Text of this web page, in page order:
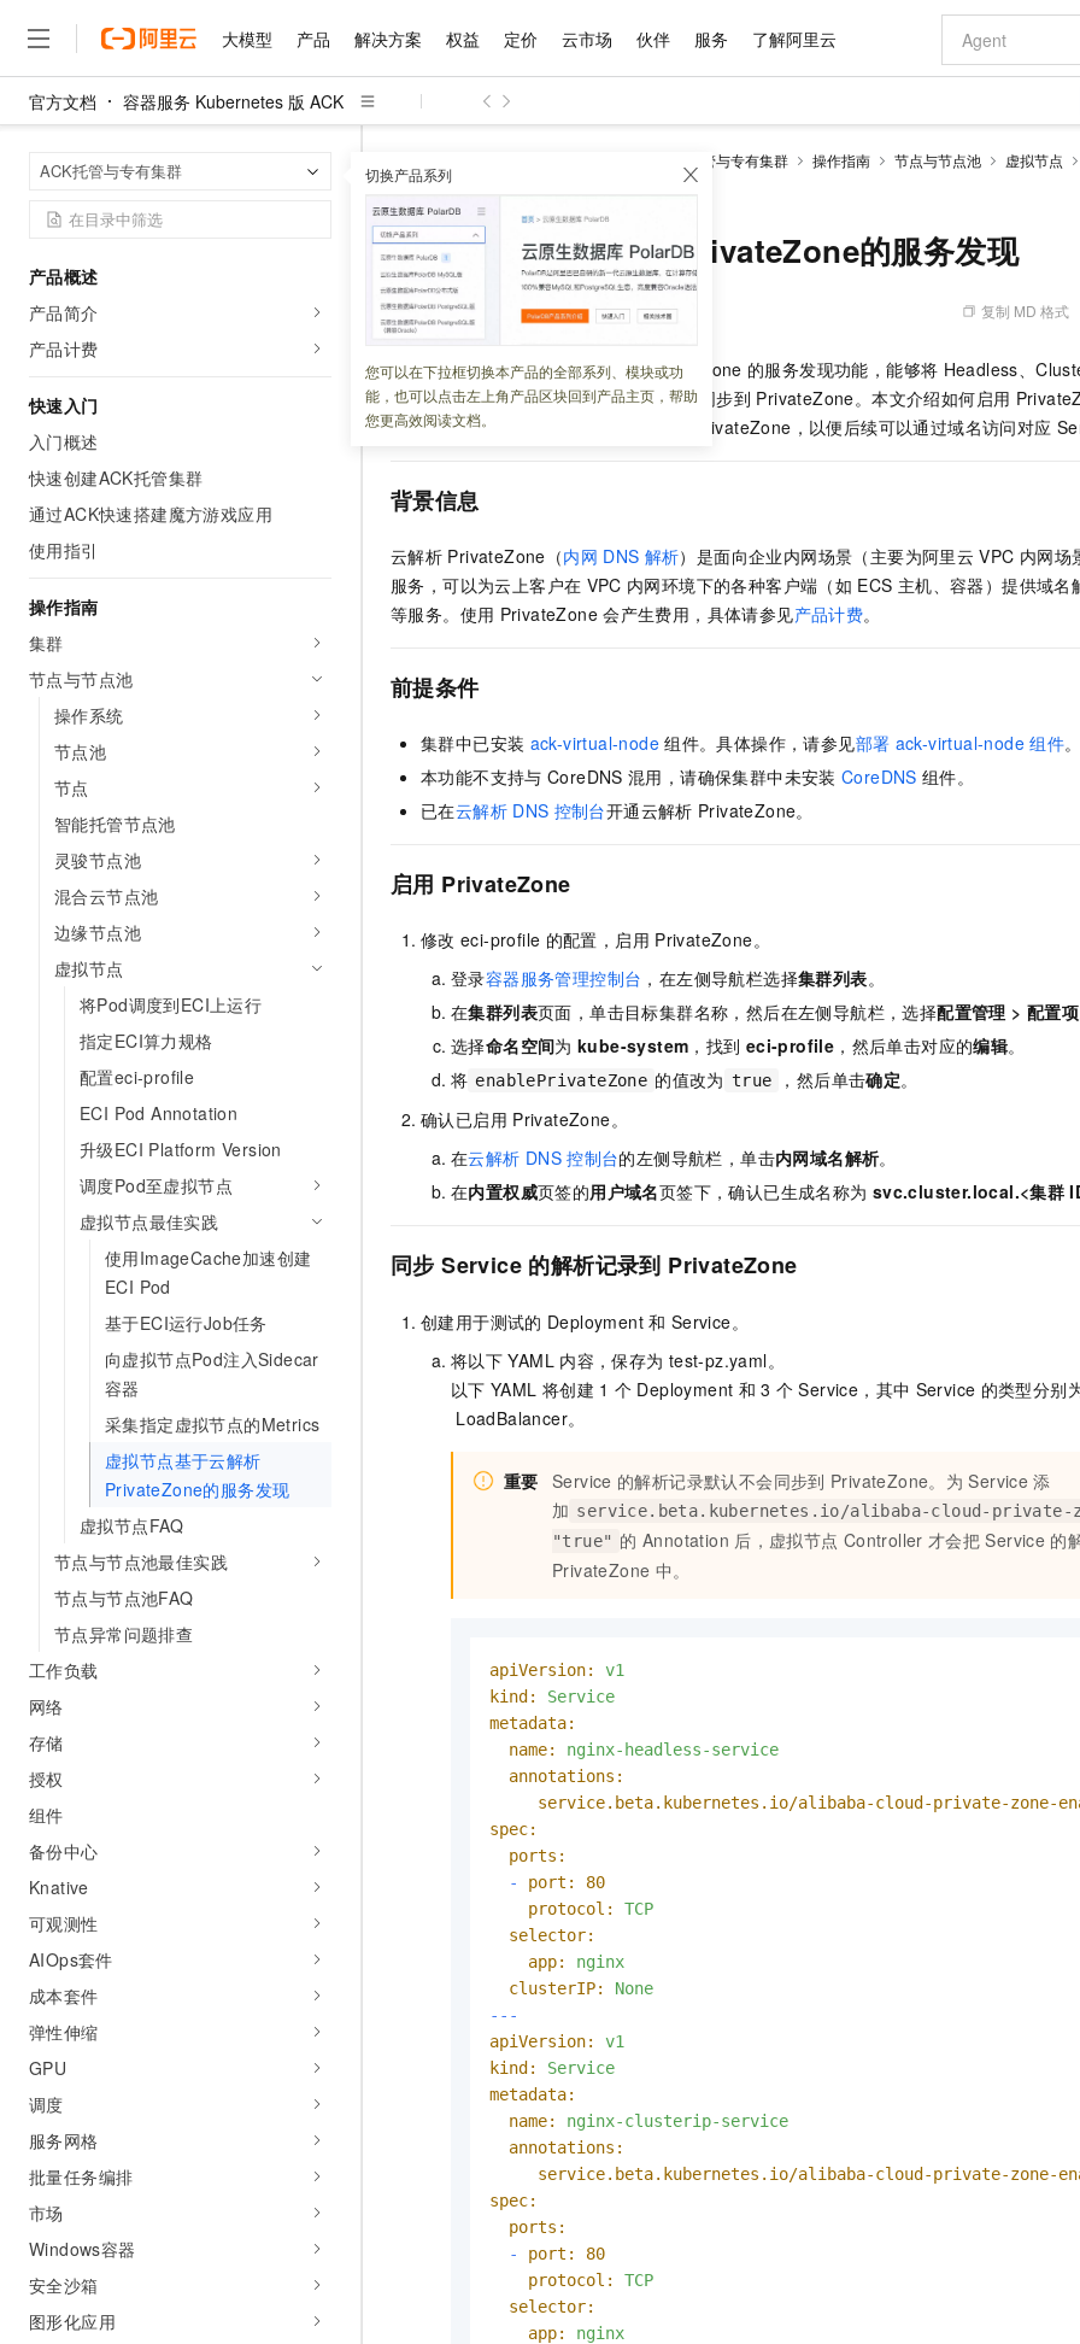
大模型 产品 解决方案 权益 定价 云市场 伙伴 服务 了解阿里云
官方文档 容器服务 Kubernetes 版 ACK
ACK托管与专有集群 切换产品系列
您可以在下拉框切换本产品的全部系列、模块或功
能，也可以点击左上角产品区块回到产品主页，帮助
您更高效阅读文档。
产品概述
产品简介
产品计费
快速入门
入门概述
快速创建ACK托管集群
通过ACK快速搭建魔方游戏应用
使用指引
操作指南
集群
节点与节点池
操作系统
节点池
节点
智能托管节点池
灵骏节点池
混合云节点池
边缘节点池
虚拟节点
将Pod调度到ECI上运行
指定ECI算力规格
配置eci-profile
ECI Pod Annotation
升级ECI Platform Version
调度Pod至虚拟节点
虚拟节点最佳实践
使用ImageCache加速创建
ECI Pod
基于ECI运行Job任务
向虚拟节点Pod注入Sidecar
容器
采集指定虚拟节点的Metrics
虚拟节点基于云解析
PrivateZone的服务发现
虚拟节点FAQ
节点与节点池最佳实践
节点与节点池FAQ
节点异常问题排查
工作负载
网络
存储
授权
组件
备份中心
Knative
可观测性
AIOps套件
成本套件
弹性伸缩
GPU
调度
服务网格
批量任务编排
市场
Windows容器
安全沙箱
图形化应用
ACK托管与专有集群 操作指南 节点与节点池 虚拟节点
虚拟节点基于云解析PrivateZone的服务发现
虚拟节点基于云解析PrivateZone的服务发现
更新时间：2026-05-22 07:35:57 复制 MD 格式
ACK 虚拟节点已支持基于云解析 PrivateZone 的服务发现功能，能够将 Headless、
LoadBalancer 类型 Service 的解析记录同步到 PrivateZone。本文介绍如何启用
Pod 绑定的 Service PrivateZone，以便后续可以通过域名访问对应
背景信息
云解析 PrivateZone（内网 DNS 解析）是面向企业内网场景（主要为阿里云 VPC 内网场
服务，可以为云上客户在 VPC 内网环境下的各种客户端（如 ECS 主机、容器）提供域名
等服务。使用 PrivateZone 会产生费用，具体请参见产品计费。
前提条件
集群中已安装 ack-virtual-node 组件。具体操作，请参见部署 ack-virtual-node 组件。
本功能不支持与 CoreDNS 混用，请确保集群中未安装 CoreDNS 组件。
已在云解析 DNS 控制台开通云解析 PrivateZone。
启用 PrivateZone
修改 eci-profile 的配置，启用 PrivateZone。
登录容器服务管理控制台 ，在左侧导航栏选择集群列表。
在集群列表页面，单击目标集群名称，然后在左侧导航栏，选择配置管理 >配置项
选择命名空间为 kube-system ，找到 eci-profile ，然后单击对应的编辑。
将 enablePrivateZone 的值改为 true ，然后单击确定。
确认已启用 PrivateZone。
在云解析 DNS 控制台的左侧导航栏，单击内网域名解析。
在内置权威页签的用户域名页签下，确认已生成名称为 svc.cluster.local.<集群
同步 Service 的解析记录到 PrivateZone
创建用于测试的 Deployment 和 Service。
将以下 YAML 内容，保存为 test-pz.yaml。
以下 YAML 将创建 1 个 Deployment 和 3 个 Service，其中 Service 的类型分别
LoadBalancer。
重要 Service 的解析记录默认不会同步到 PrivateZone。为 Service 添
加 service.beta.kubernetes.io/alibaba-cloud-private-
"true" 的 Annotation 后，虚拟节点 Controller 才会把 Service 的
PrivateZone 中。
apiVersion:
v1
kind:
Service
metadata:
name:
nginx-headless-service
annotations:
service.beta.kubernetes.io/alibaba-cloud-private-zone-
spec:
ports:
-
port:
80
protocol:
TCP
selector:
app:
nginx
clusterIP:
None
---
apiVersion:
v1
kind:
Service
metadata:
name:
nginx-clusterip-service
annotations:
service.beta.kubernetes.io/alibaba-cloud-private-zone-
spec:
ports:
-
port:
80
protocol:
TCP
selector:
app:
nginx
大模型
大模型
大模型
文本生成
Qwen3.8-Max HOT
智能体时代全能旗舰模型
视觉 Coding、空间感知、多模态思考等全面升级
Kimi-K3 NEW
Kimi 最新旗舰模型，长程编程与推理利器
1M上下文，专为长程任务能力而生
图片和
让文字生成流
千问AI平台-Token Plan
千问AI平台-模型体验 大模型服务平台百炼-智能体
大模型解决方案
快速部署 Dify，高效搭建 AI 应用
依托云原生高可用架构,实现Dify私有化部署
10 分钟在聊天系统中增加一个 AI 助手
10分钟微调：让0.6B模型媲美235B模型
用1%尺寸在特定领域达到大模型90%以上效果
即刻拥有 DeepSeek-R1 满血版
多模态数据信
产品
精选产品
人工智能与机器学习
容器
存储
网络与CDN
安全
中间件
数据库
大数据计算
媒体服务
企业服务与云通信
域名与网站
终端用户计算
Serverless
开发工具
迁移与运维管理
专有云
精选产品
大模型服务平台百炼
大模型服务与应用平台
千问大模型
多元化、高性能、安全可靠的大模型服务
无影云电脑
随时随地安全接入的云上超级电脑
云解析DNS
云原生大数据计算服务 MaxCompute
面向分析的企业级SaaS模式云数据仓库
域名与网站
对象存储 OSS
一站式AI开发、训练和推理服务
Qoder CN
基于千问大模型等，支持代码智能生成、研发智能问答
云数据库 RDS
面向真实软件
云原生数据
解决方案
精选解决方案
AI
大数据
现代化应用
安全
网络
可观测
上云与迁云
企业出海
政企业务
精选解决方案
睿译宝，AI翻译排版一步到位
上传文档即自动完成翻译和格式还原
GLM-5.2：长任务时代开源旗舰模型
真正可用的 1M 上下文,一次完成代码全链路开发
Hermes Agent，打造自进化智能体
自主进化，持久记忆，越用越聪明
快速拥有专属 OpenClaw
即刻拥有 DeepSeek-V4-Pro
轻松解锁专属 DeepSeek-V4-Pro
从聊天伙伴进化为能主动干活的本地数字员工
Claude Code + GStack 打造工程团队
安装技能 GStack，拥有专属 AI 工程团队
一键部署幻兽
低代码高效构
权益 普惠上云
普惠上云 官方力荐
云服务器38元/年起，超值低价云产品抢先购
官方推荐返现计划
推荐新用户得奖励，单订单最高返9万
云工开物
高校专属算力普惠，学生认证享300元代金券
免费试用
解决方案免费试用 新老同享
最高领取价值200元试用点，立即开启云上创新
AI 产品 免费试用
1亿+ 大模型 tokens 和 30+ 款产品免费体验
助力企业全员 AI 认知与能力提升
AI 特惠
智启 AI 普惠权益
阿里云 OPC 创新助力计划
至高百万元 Token 补贴，加速一人公司成长
Qwen3.8-Max 首发尝鲜，限时加量 10 倍，夜间低至2折
千问办公，限时限量积分加倍 NEW
你的AI工作搭子，覆盖日常办公高频场景
Night Plan 支持 Qwen 3.8-Max NEW
夜间 5 折，Qwen/Meoo/TokenPlan 客户专享
AI 场景体
AI 电商营销
图文、视频一
AI 建站
0 代码专业建
AI 办公
AI智能应用，
定价 产品定价
了解云产品的定价详情
云上成本管理
管理和优化成本
价格计算器
自助选配和估算价格
价格优势
推动算力普惠，释放技术红利
配置报价
云市场 精选商城
网站建设
多端小程序
Salesforce 国际版订阅
友盟天域
观测云
Tuya 物联网平台阿里云版
电子合同
Tableau 订阅
AI空中课堂在线直播课堂（旗舰版）
生态解决方案
行业生态解决方案
开发者生态解决方案
AI 开发和 AI 应用解决方案
数据与 API
数据集
身份实名认证
短信
OCR 文字识别
发票查验
企业应用
ERP
财税管理
400电话
广告营销
基础软件
CentOS
Docker
JAVA
全能环境
Red Hat
模板建站
伙伴 成为销售伙伴
分销伙伴
咨询伙伴
销售伙伴合作计划
Salesforce On Alibaba Cloud
Consulting Partner 合作计划
AI 大模型销售与服务生态合作计划
成为产品伙伴
产品生态集成认证中心
产品生态伙伴工作台
产品伙伴
云存储合作计
数据库合作
云网络合作计
Salesforce
计划
服务生态伙伴
服务 售前咨询
在线服务
售后服务
自助服务
工单服务
短信专区
企业增值服务
企业支持计划
企业增值服务台
服务实践
创新中心
阿里云认证
训练营
官网公告
健康状态
了解阿里云 为什么选择阿里云
什么是云计算
技术领先
稳定可靠
安全合规
分析师报告
研究报告与白皮书
天池大赛
云开发大赛
入门学习赛
最佳实践
云上春晚
云栖战略参考
云上的中国
看见新力量
金融模力时刻
市场活动
云栖大会
活动全景
魔搭
魔搭
云工开物
科研合作